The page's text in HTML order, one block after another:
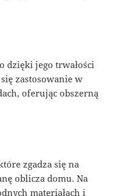
dzięki jego trwałości
zastosowanie w
oferując obszerną
zgadza się na
oblicza domu. Na
materiałach i